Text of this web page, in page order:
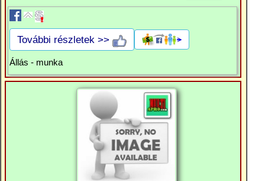
További részletek >>
Állás - munka